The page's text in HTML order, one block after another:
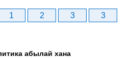
1 2 3
3
абылай хана